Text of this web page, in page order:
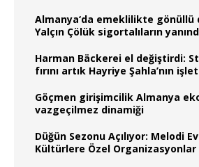
Almanya‘da emeklilikte gönüllü
Yalçın Çölük sigortalıların
Harman Bäckerei el değiştirdi:
fırını artık Hayriye Şahla’nın
Göçmen girişimcilik Almanya
vazgeçilmez dinamiği
Düğün Sezonu Açılıyor: Melodi
Kültürlere Özel Organizasyonlar